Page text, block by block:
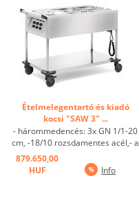
C +110 °C-ig, ...
Ételmelegentartó és kiadó
kocsi "SAW 3" ...
- hárommedencés: 3x GN 1/1-20
cm, -18/10 rozsdamentes acél,- a
medencék külön is fűthetőek,- ill.
szabályozhatóak +30°C-tól
+95°C-ig,- lezárható
879.650,00
HUF
Info